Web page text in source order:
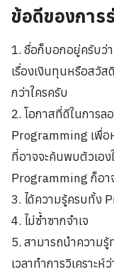
ข้อดีของการ
1. ชื่อก็บอกอยู่ครับว่
เรื่องเงินทุนหรือสวั
กว่าใครครับ
2. โอกาสที่ดีในการ
Programming เพื่อ
ที่อาจจะค้นพบตัวเอง
Programming ก็อา
3. ได้ความรู้ครบทั้ง
4. ไม่ซ้ำซากจำเจ
5. สามารถนำความ
เวลาทำการวิเคราะ